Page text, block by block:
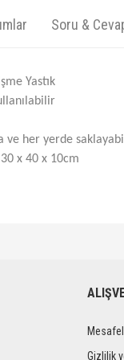
Soru &
Yastık
ve her yerde
x 40 x 10cm
veya görüntülenemiyor.
Gizlilik